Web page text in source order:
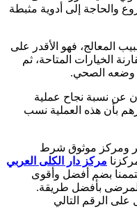
والحاجة إلى أدوية مثبطة
المعالج، فهو الأقدر على
الخيارات المتاحة، ثم
وضعه الصحي.
عن نسبة نجاح عملية
بأن هذه العملية نسب
ومركز موثوق شرط
مركز دار الكلى العربي
بضم أفضل وأقوى
بأفضل طريقة.
على الرقم التالي